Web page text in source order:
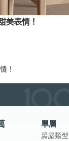
美表情！
！
單層
房屋類型